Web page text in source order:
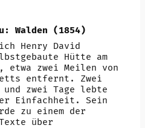
Walden (1854)
Henry David
Hütte am
etwa zwei Meilen von
entfernt. Zwei
zwei Tage lebte
Einfachheit. Sein
zu einem der
über